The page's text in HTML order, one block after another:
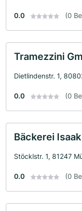
0.0 (0
Tramezzini
Dietlindenstr. 1,
0.0 (0
Bäckerei
Stöcklstr. 1, 81247
0.0 (0